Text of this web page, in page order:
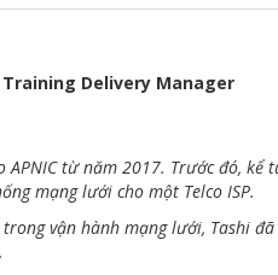
Delivery Manager
APNIC từ năm 2017. Trước đó,
mạng lưới cho một Telco ISP.
vận hành mạng lưới, Tashi